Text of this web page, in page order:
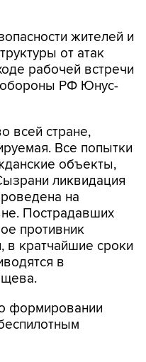
жителей и
от атак
рабочей встречи
обороны РФ Юнус-
всей стране,
Все попытки
объекты,
ликвидация
на
Пострадавших
противник
в кратчайшие сроки
в
формировании